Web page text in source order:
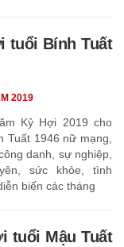
tuổi Bính Tuất
Kỷ Hợi 2019 cho
Tuất 1946 nữ mạng,
danh, sự nghiệp,
sức khỏe, tình
biến các tháng
2019
tuổi Mậu Tuất